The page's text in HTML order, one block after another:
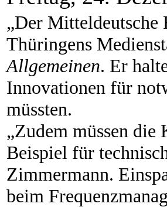
„Der Mitteldeutsche
Thüringens
Allgemeinen. Er
Innovationen für
müssten.
„Zudem müssen
Beispiel für
Zimmermann.
beim